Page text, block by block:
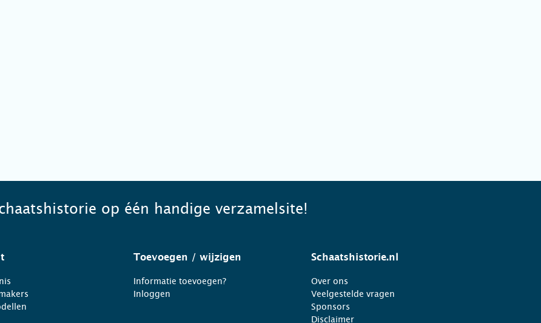
op één handige verzamelsite!
Toevoegen / wijzigen
Informatie toevoegen?
Inloggen
Schaatshistorie.nl
Over ons
Veelgestelde vragen
Sponsors
Disclaimer